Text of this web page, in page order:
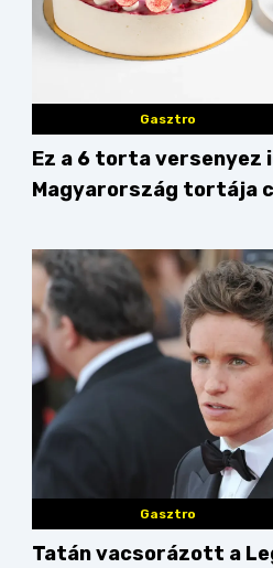
szilvásgombóc knédli
Gasztro
Ez a 6 torta versenyez
Magyarország tortája
Gasztro
Tatán vacsorázott a